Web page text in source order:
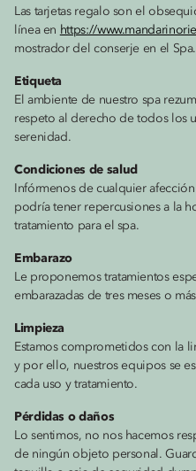
Las tarjetas regalo son el
línea en https://
mostrador del conserje en el Spa.
Etiqueta
El ambiente de nuestro spa
respeto al derecho de todos los
serenidad.
Condiciones de salud
Infórmenos de cualquier
podría tener repercusiones a la
tratamiento para el spa.
Embarazo
Le proponemos tratamientos
embarazadas de tres meses o
Limpieza
Estamos comprometidos con la
y por ello, nuestros equipos se
cada uso y tratamiento.
Pérdidas o daños
Lo sentimos, no nos hacemos
de ningún objeto personal.